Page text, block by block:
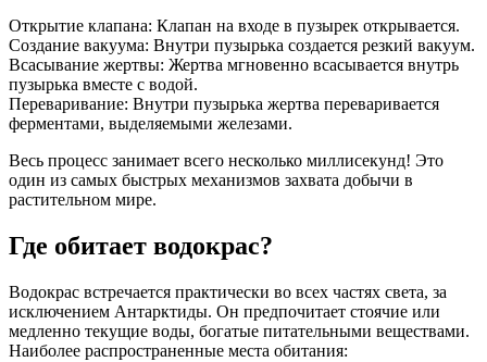
Открытие клапана: Клапан на входе в пузырек открывается.
Создание вакуума: Внутри пузырька создается резкий вакуум.
Всасывание жертвы: Жертва мгновенно всасывается внутрь
пузырька вместе с водой.
Переваривание: Внутри пузырька жертва переваривается
ферментами, выделяемыми железами.
Весь процесс занимает всего несколько миллисекунд! Это
один из самых быстрых механизмов захвата добычи в
растительном мире.
Где обитает водокрас?
Водокрас встречается практически во всех частях света, за
исключением Антарктиды. Он предпочитает стоячие или
медленно текущие воды, богатые питательными веществами.
Наиболее распространенные места обитания: